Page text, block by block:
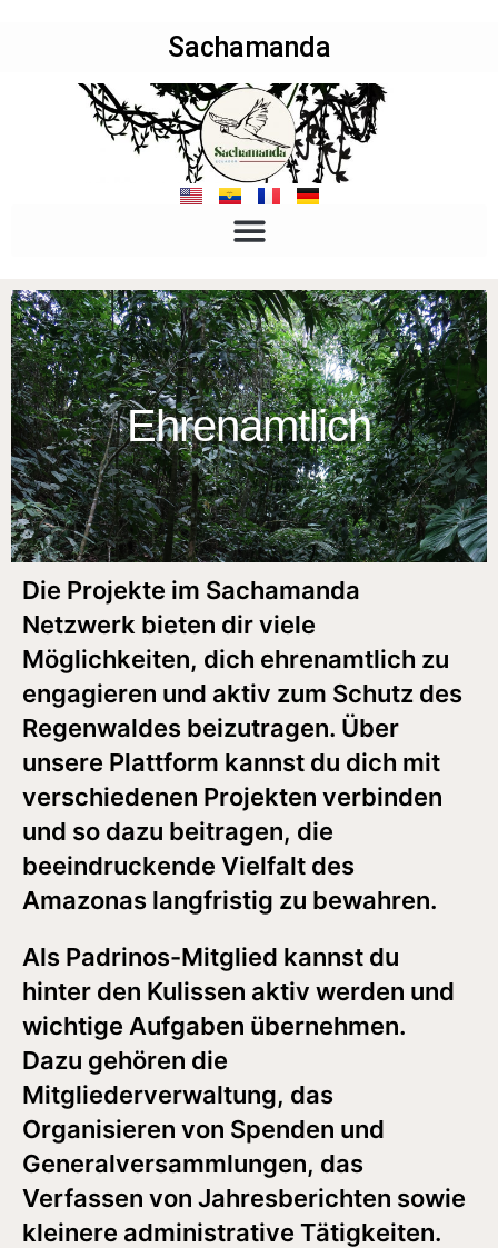
Sachamanda
Ehrenamtlich
Die Projekte im Sachamanda
Netzwerk bieten dir viele
Möglichkeiten, dich ehrenamtlich zu
engagieren und aktiv zum Schutz des
Regenwaldes beizutragen. Über
unsere Plattform kannst du dich mit
verschiedenen Projekten verbinden
und so dazu beitragen, die
beeindruckende Vielfalt des
Amazonas langfristig zu bewahren.
Als Padrinos-Mitglied kannst du
hinter den Kulissen aktiv werden und
wichtige Aufgaben übernehmen.
Dazu gehören die
Mitgliederverwaltung, das
Organisieren von Spenden und
Generalversammlungen, das
Verfassen von Jahresberichten sowie
kleinere administrative Tätigkeiten.